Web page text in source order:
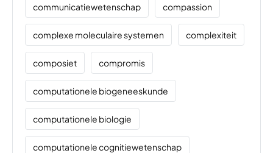
communicatiewetenschap compassion
complexe moleculaire systemen complexiteit
composiet compromis
computationele biogeneeskunde
computationele biologie
computationele cognitiewetenschap